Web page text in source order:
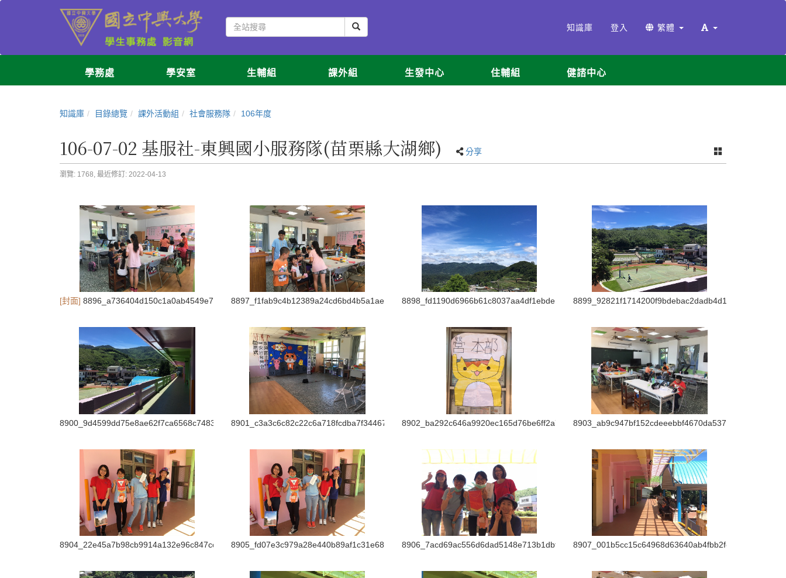
知識庫 登入 繁體
學務處 學安室 生輔組 課外組 生發中心 住輔組 健諮中心
知識庫 目錄總覽 課外活動組 社會服務隊 106年度
106-07-02 基服社-東興國小服務隊(苗栗縣大湖鄉) 分享
瀏覽: 1768, 最近修訂: 2022-04-13
[封面] 8896_a736404d150c1a0ab4549e72443771ce8897_f1fab9c4b12389a24cd6bd4b5a1ae398 8898_fd1190d6966b61c8037aa4df1ebde1ec 8899_92821f1714200f9bdebac2dadb4d1c1c
8900_9d4599dd75e8ae62f7ca6568c7483768 8901_c3a3c6c82c22c6a718fcdba7f344675b 8902_ba292c646a9920ec165d76be6ff2a717 8903_ab9c947bf152cdeeebbf4670da537e12
8904_22e45a7b98cb9914a132e96c847ccc96 8905_fd07e3c979a28e440b89af1c31e680f6 8906_7acd69ac556d6dad5148e713b1dbf2f4 8907_001b5cc15c64968d63640ab4fbb2fc16